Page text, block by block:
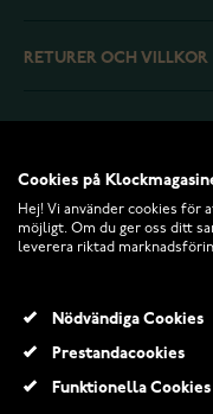
RETURER OCH VILLKOR
Cookies på
Hej! Vi använder cookies för
möjligt. Om du ger oss ditt
leverera riktad
Nödvändiga Cookies
Prestandacookies
Funktionella Cookies